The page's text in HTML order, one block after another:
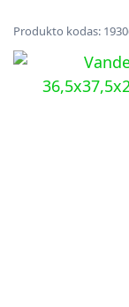
Produkto kodas: